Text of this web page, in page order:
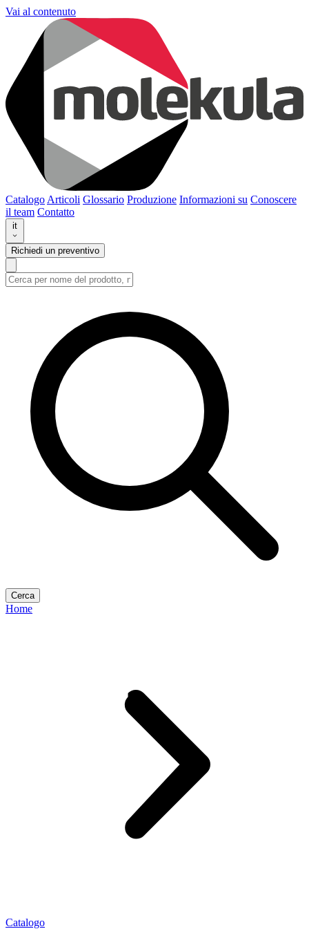
Vai al contenuto
Catalogo Articoli Glossario Produzione Informazioni su Conoscere
il team Contatto
it
Richiedi un preventivo
Cerca
Home
Catalogo